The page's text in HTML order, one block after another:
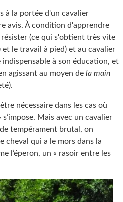
à la portée d'un cavalier
avis. À condition d'apprendre
(ce qui s'obtient très vite
et le travail à pied) et au cavalier
à son éducation, et
agissant au moyen de la main
nécessaire dans les cas où
Mais avec un cavalier
tempérament brutal, on
cheval qui a le mors dans la
l’éperon, un « rasoir entre les